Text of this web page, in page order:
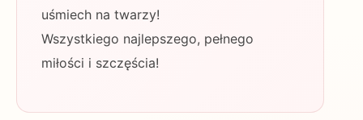
uśmiech na twarzy!
Wszystkiego najlepszego, pełnego
miłości i szczęścia!